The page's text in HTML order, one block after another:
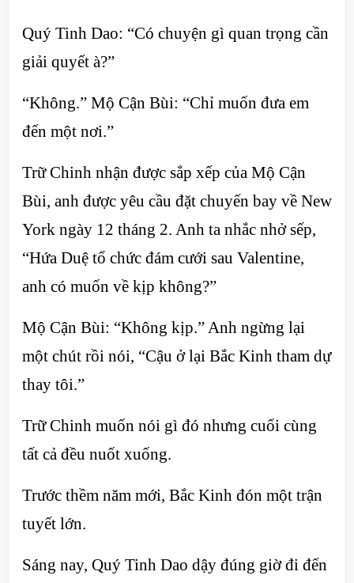
Quý Tinh Dao: “Có chuyện gì quan trọng cần
giải quyết à?”
“Không.” Mộ Cận Bùi: “Chỉ muốn đưa em
đến một nơi.”
Trữ Chinh nhận được sắp xếp của Mộ Cận
Bùi, anh được yêu cầu đặt chuyến bay về New
York ngày 12 tháng 2. Anh ta nhắc nhở sếp,
“Hứa Duệ tổ chức đám cưới sau Valentine,
anh có muốn về kịp không?”
Mộ Cận Bùi: “Không kịp.” Anh ngừng lại
một chút rồi nói, “Cậu ở lại Bắc Kinh tham dự
thay tôi.”
Trữ Chinh muốn nói gì đó nhưng cuối cùng
tất cả đều nuốt xuống.
Trước thềm năm mới, Bắc Kinh đón một trận
tuyết lớn.
Sáng nay, Quý Tinh Dao dậy đúng giờ đi đến